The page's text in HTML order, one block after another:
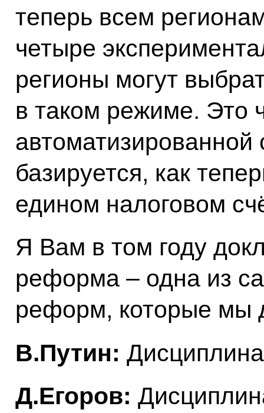
теперь всем
четыре
регионы могут
в таком режиме. Это
базируется, как
едином налоговом
Я Вам в том году
реформа – одна из
реформ, которые мы
В.Путин:
Д.Егоров: